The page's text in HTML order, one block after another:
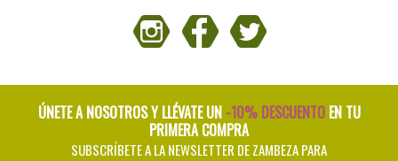
ÚNETE A NOSOTROS Y LLÉVATE UN -10% DESCUENTOEN TU
PRIMERA COMPRA
SUBSCRÍBETE A LA NEWSLETTER DE ZAMBEZA PARA